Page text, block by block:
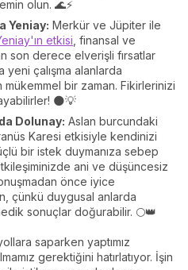
olun. 🌊⚡
Yeniay: Merkür ve Jüpiter ile
etkisi , finansal ve
son derece elverişli fırsatlar
çalışma alanlarda
bir zaman. Fikirlerinizi
🌑💡
Dolunay: Aslan burcundaki
Karesi etkisiyle kendinizi
bir istek duymanıza sebep
ani ve düşüncesiz
önce iyice
çünkü duygusal anlarda
sonuçlar doğurabilir. 🌕👑
saparken yaptımız
gerektiğini hatırlatıyor. İşin